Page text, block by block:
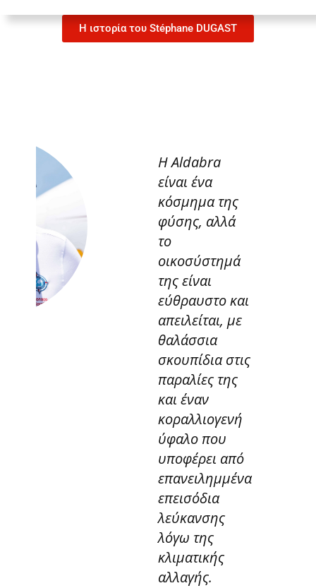
Η ιστορία του Stéphane DUGAST
Η Aldabra
είναι ένα
κόσμημα της
φύσης, αλλά
το
οικοσύστημά
της είναι
εύθραυστο και
απειλείται, με
θαλάσσια
σκουπίδια στις
παραλίες της
και έναν
κοραλλιογενή
ύφαλο που
υποφέρει από
επανειλημμένα
επεισόδια
λεύκανσης
λόγω της
κλιματικής
αλλαγής.